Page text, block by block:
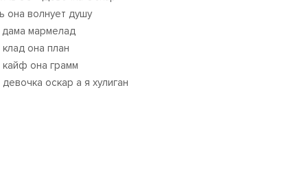
она волнует душу
мармелад
она план
она грамм
оскар а я хулиган